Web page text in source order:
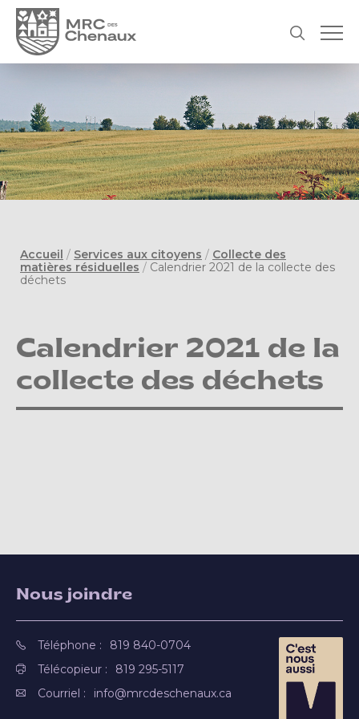
Accueil / Services aux citoyens / Collecte des
matières résiduelles / Calendrier 2021 de la collecte des
déchets
Calendrier 2021 de la
collecte des déchets
Nous joindre
Téléphone :
819 840-0704
Télécopieur :
819 295-5117
Courriel :
info@mrcdeschenaux.ca